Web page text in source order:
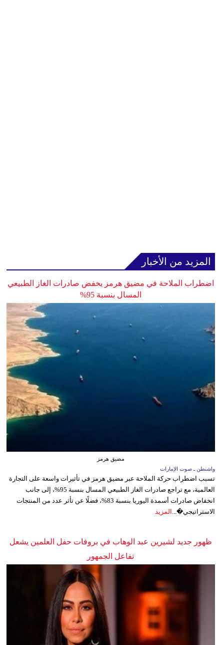
المزيد من الأخبار
اضطراب الملاحة في مضيق هرمز يخفض صادرات الغاز الطبيعي
المسال بنسبة 95%
مضيق هرمز
واشنطن ـ صوت الإمارات
تسبب اضطراب حركة الملاحة عبر مضيق هرمز في تأثيرات واسعة على التجارة
العالمية، مع تراجع صادرات الغاز الطبيعي المسال بنسبة 95%، إلى جانب
انخفاض صادرات أسمدة اليوريا بنسبة 83%، فضلًا عن تأثر عدد من المنتجات
الاستراتيجي�... المزيد
ظهور جديد لشيرين عبد الوهاب في بروفات حفل العلمين يشعل
تفاعل الجمهور